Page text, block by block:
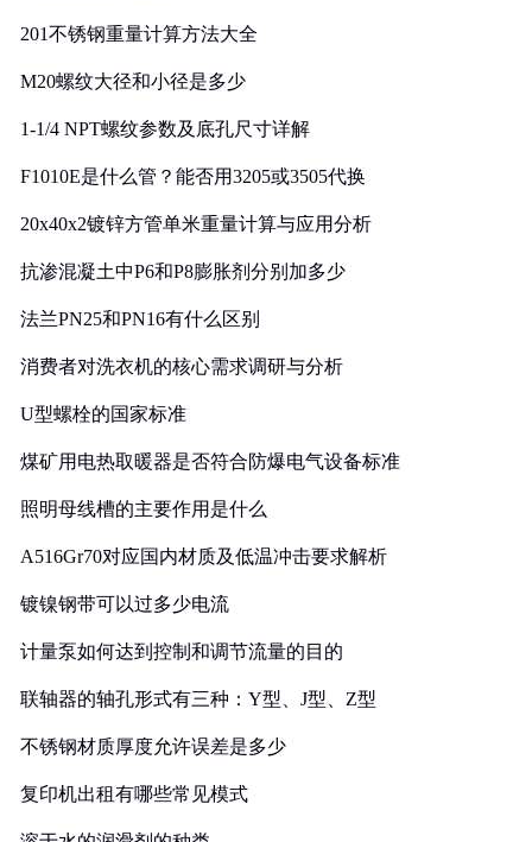
201不锈钢重量计算方法大全
M20螺纹大径和小径是多少
1-1/4 NPT螺纹参数及底孔尺寸详解
F1010E是什么管？能否用3205或3505代换
20x40x2镀锌方管单米重量计算与应用分析
抗渗混凝土中P6和P8膨胀剂分别加多少
法兰PN25和PN16有什么区别
消费者对洗衣机的核心需求调研与分析
U型螺栓的国家标准
煤矿用电热取暖器是否符合防爆电气设备标准
照明母线槽的主要作用是什么
A516Gr70对应国内材质及低温冲击要求解析
镀镍钢带可以过多少电流
计量泵如何达到控制和调节流量的目的
联轴器的轴孔形式有三种：Y型、J型、Z型
不锈钢材质厚度允许误差是多少
复印机出租有哪些常见模式